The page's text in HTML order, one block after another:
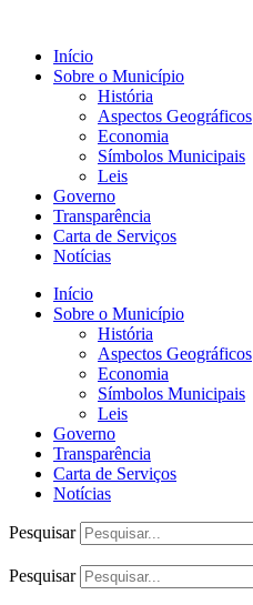
Início
Sobre o Município
História
Aspectos Geográficos
Economia
Símbolos Municipais
Leis
Governo
Transparência
Carta de Serviços
Notícias
Início
Sobre o Município
História
Aspectos Geográficos
Economia
Símbolos Municipais
Leis
Governo
Transparência
Carta de Serviços
Notícias
Pesquisar
Pesquisar